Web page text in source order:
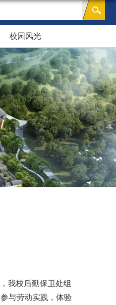
校园风光
我校后勤保卫处组
与劳动实践，体验